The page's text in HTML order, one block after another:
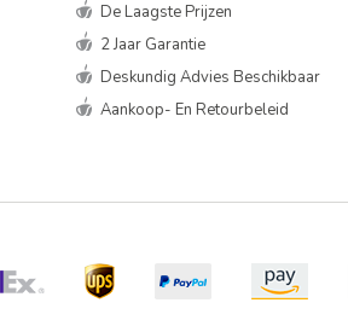
De Laagste Prijzen
2 Jaar Garantie
Deskundig Advies Beschikbaar
Aankoop- En Retourbeleid